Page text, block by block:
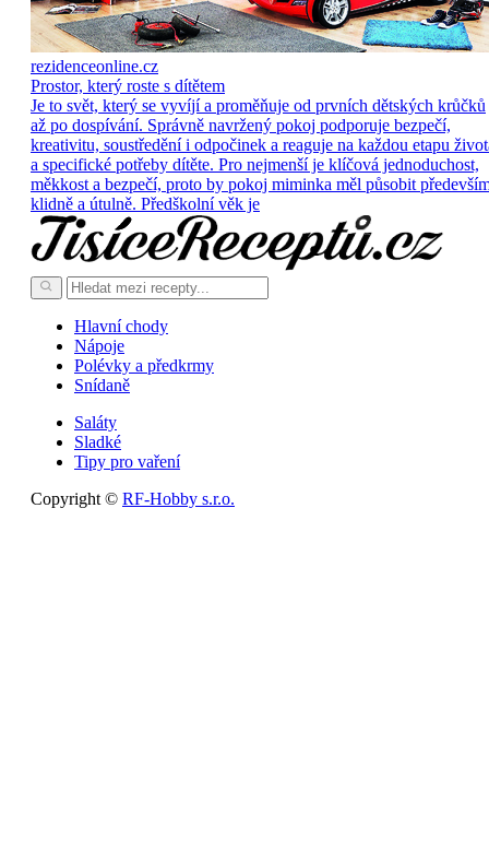
rezidenceonline.cz
Prostor, který roste s dítětem
Je to svět, který se vyvíjí a proměňuje od prvních dětských krůčků
až po dospívání. Správně navržený pokoj podporuje bezpečí,
kreativitu, soustředění i odpočinek a reaguje na každou etapu
a specifické potřeby dítěte. Pro nejmenší je klíčová jednoduchost,
měkkost a bezpečí, proto by pokoj miminka měl působit
klidně a útulně. Předškolní věk je
Hlavní chody
Nápoje
Polévky a předkrmy
Snídaně
Saláty
Sladké
Tipy pro vaření
Copyright © RF-Hobby s.r.o.